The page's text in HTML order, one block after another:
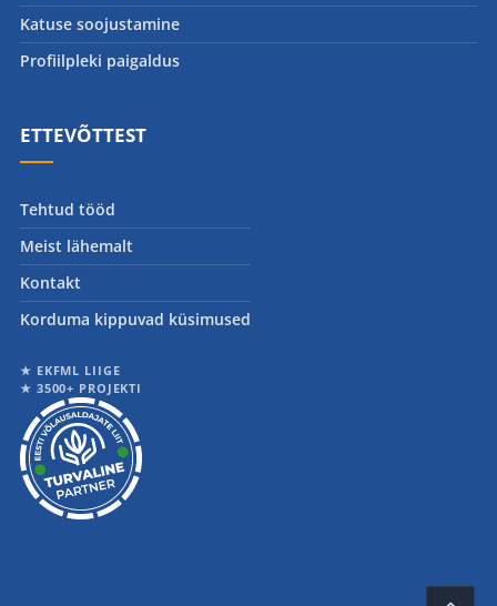
Katuse soojustamine
Profiilpleki paigaldus
ETTEVÕTTEST
Tehtud tööd
Meist lähemalt
Kontakt
Korduma kippuvad küsimused
★ EKFML LIIGE
★ 3500+ PROJEKTI